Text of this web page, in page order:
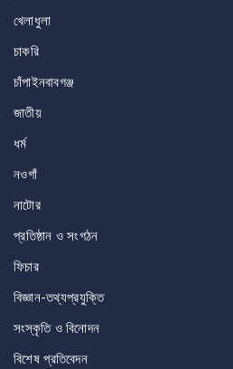
খেলাধুলা
চাকরি
চাঁপাইনবাবগঞ্জ
জাতীয়
ধর্ম
নওগাঁ
নাটোর
প্রতিষ্ঠান ও সংগঠন
ফিচার
বিজ্ঞান-তথ্যপ্রযুক্তি
সংস্কৃতি ও বিনোদন
বিশেষ প্রতিবেদন